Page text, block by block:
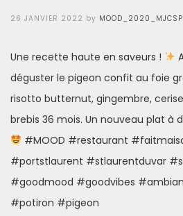
Posted
26 JANVIER 2022 by MOOD_2020_MJCSP
Une recette haute en saveurs !
déguster le pigeon confit au foie
risotto butternut, gingembre,
brebis 36 mois. Un nouveau plat à
#MOOD #restaurant
#portstlaurent #stlaurentduvar
#goodmood #goodvibes
#potiron #pigeon